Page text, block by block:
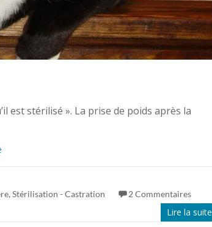
est stérilisé ». La prise de poids après la
, Stérilisation - Castration 2 Commentaires
Lire la suite